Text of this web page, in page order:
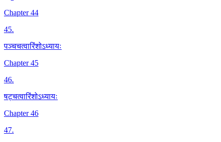
Chapter 44
45.
पञ्चचत्वारिंशोऽध्यायः
Chapter 45
46.
षट्चत्वारिंशोऽध्यायः
Chapter 46
47.